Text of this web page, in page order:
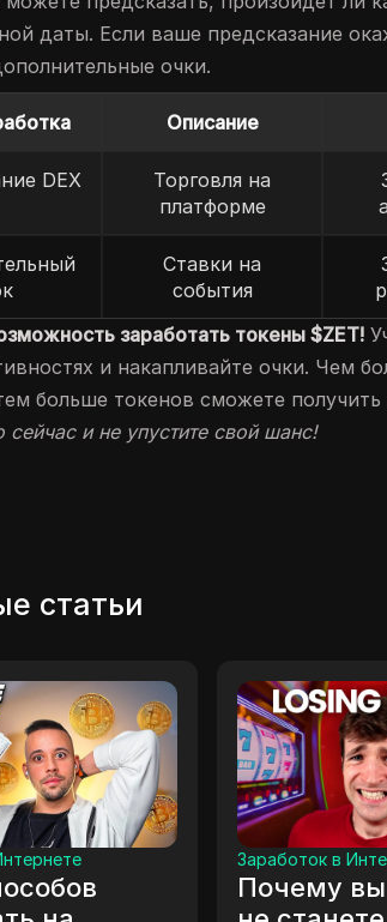
даты. Если ваше предсказание
очки.
Описание
DEX
Торговля на
платформе
Ставки на
события
заработать токены $ZET!
и накапливайте очки. Чем
больше токенов сможете
сейчас и не упустите свой шанс!
статьи
другие статьи
Как зарабатывать